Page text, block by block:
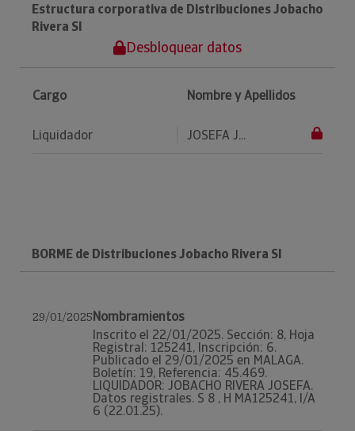
Estructura corporativa de Distribuciones Jobacho
Rivera Sl
Desbloquear datos
Cargo Nombre y Apellidos
Liquidador JOSEFA J...
BORME de Distribuciones Jobacho Rivera Sl
29/01/2025Nombramientos
Inscrito el 22/01/2025. Sección: 8, Hoja
Registral: 125241, Inscripción: 6.
Publicado el 29/01/2025 en MALAGA.
Boletín: 19, Referencia: 45.469.
LIQUIDADOR: JOBACHO RIVERA JOSEFA.
Datos registrales. S 8 , H MA125241, I/A
6 (22.01.25).